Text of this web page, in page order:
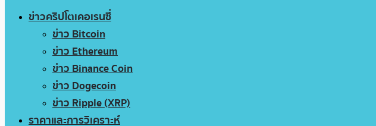
ข่าวคริปโตเคอเรนซี่
ข่าว Bitcoin
ข่าว Ethereum
ข่าว Binance Coin
ข่าว Dogecoin
ข่าว Ripple (XRP)
ราคาและการวิเคราะห์